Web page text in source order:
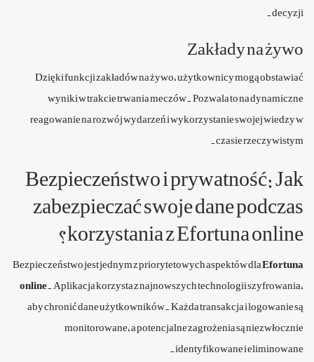
decyzji.
Zakłady na żywo
Dzięki funkcji zakładów na żywo, użytkownicy mogą obstawiać
wyniki w trakcie trwania meczów. Pozwala to na dynamiczne
reagowanie na rozwój wydarzeń i wykorzystanie swojej wiedzy w
czasie rzeczywistym.
Bezpieczeństwo i prywatność: Jak
zabezpieczać swoje dane podczas
korzystania z Efortuna online?
Bezpieczeństwo jest jednym z priorytetowych aspektów dlaEfortuna
online. Aplikacja korzysta z najnowszych technologii szyfrowania,
aby chronić dane użytkowników. Każda transakcja i logowanie są
monitorowane, a potencjalne zagrożenia są niezwłocznie
identyfikowane i eliminowane.